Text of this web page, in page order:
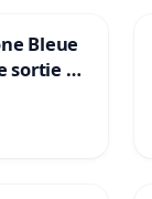
Bleue
sortie de